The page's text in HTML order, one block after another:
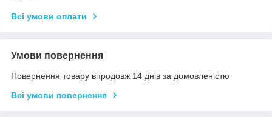
Всі умови оплати
Умови повернення
Повернення товару впродовж 14 днів за домовленістю
Всі умови повернення